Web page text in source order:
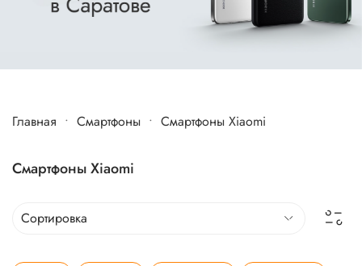
Главная Cмартфоны Смартфоны Xiaomi
Смартфоны Xiaomi